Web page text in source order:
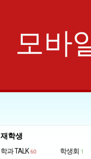
모바
재학생
학과 TALK 60 학생회 1